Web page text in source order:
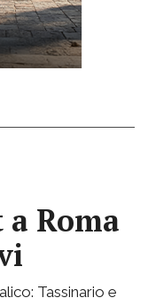
Roma
Tassinario e